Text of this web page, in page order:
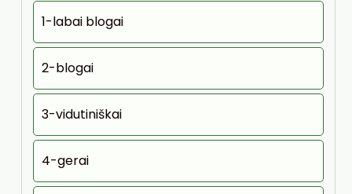
1-labai blogai
2-blogai
3-vidutiniškai
4-gerai